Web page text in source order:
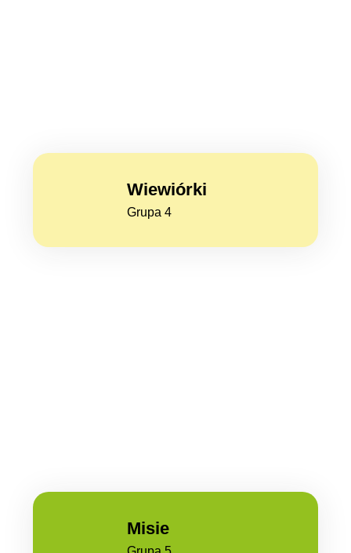
Wiewiórki
Grupa 4
Misie